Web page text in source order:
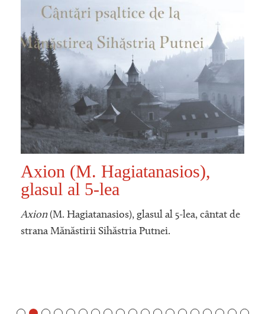
Axion (M. Hagiatanasios),
glasul al 5-lea
Axion(M. Hagiatanasios), glasul al 5-lea, cântat de
strana Mănăstirii Sihăstria Putnei.